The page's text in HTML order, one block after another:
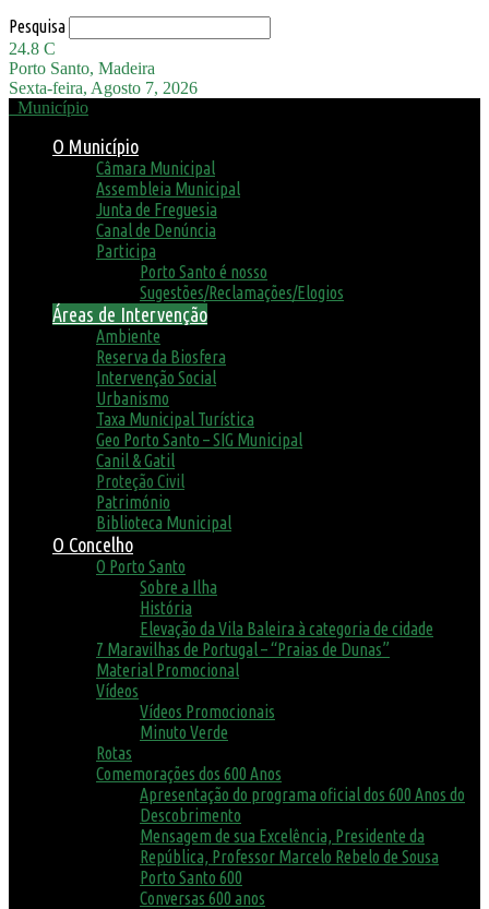
Pesquisa
24.8 C
Porto Santo, Madeira
Sexta-feira, Agosto 7, 2026
Município
O Município
Câmara Municipal
Assembleia Municipal
Junta de Freguesia
Canal de Denúncia
Participa
Porto Santo é nosso
Sugestões/Reclamações/Elogios
Áreas de Intervenção
Ambiente
Reserva da Biosfera
Intervenção Social
Urbanismo
Taxa Municipal Turística
Geo Porto Santo – SIG Municipal
Canil & Gatil
Proteção Civil
Património
Biblioteca Municipal
O Concelho
O Porto Santo
Sobre a Ilha
História
Elevação da Vila Baleira à categoria de cidade
7 Maravilhas de Portugal – “Praias de Dunas”
Material Promocional
Vídeos
Vídeos Promocionais
Minuto Verde
Rotas
Comemorações dos 600 Anos
Apresentação do programa oficial dos 600 Anos do
Descobrimento
Mensagem de sua Excelência, Presidente da
República, Professor Marcelo Rebelo de Sousa
Porto Santo 600
Conversas 600 anos